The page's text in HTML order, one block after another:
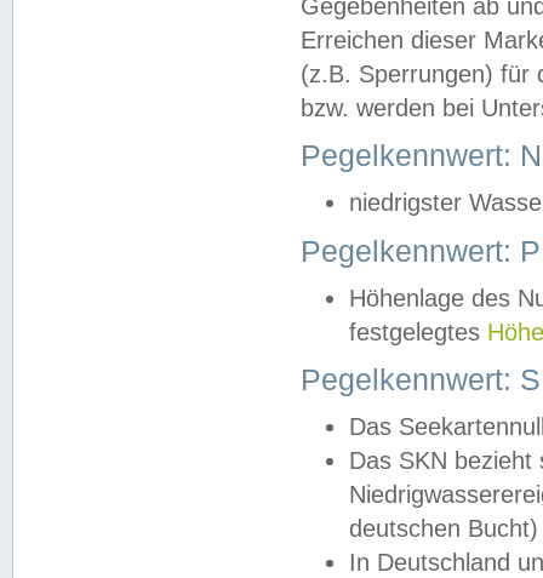
Gegebenheiten ab
Erreichen dieser
(z.B. Sperrungen) für
bzw. werden bei
Pegelkennwert:
niedrigster
Pegelkennwert:
Höhenlage des
festgelegtes
Pegelkennwert:
Das
Das SKN
deutschen
In Deutschland